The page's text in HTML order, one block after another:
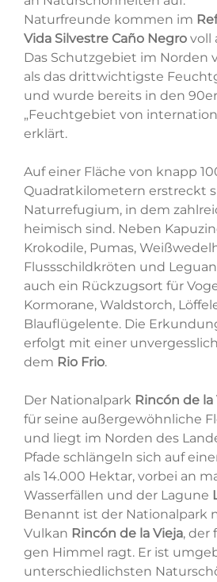
Naturfreunde kommen im
Vida Silvestre Caño Negrovoll
Das Schutzgebiet im Norden
als das drittwichtigste
und wurde bereits in den
„Feuchtgebiet von
erklärt.
Auf einer Fläche von knapp
Quadratkilometern erstreckt
Naturrefugium, in dem
heimisch sind. Neben
Krokodile, Pumas,
Flussschildkröten und
auch ein Rückzugsort für
Kormorane, Waldstorch,
Blauflügelente. Die
erfolgt mit einer
dem Rio Frio.
Der Nationalpark Rincón de la
für seine außergewöhnliche
und liegt im Norden des
Pfade schlängeln sich auf
als 14.000 Hektar, vorbei an
Wasserfällen und der Lagune
Benannt ist der Nationalpark
Vulkan Rincón de la Vieja, der
gen Himmel ragt. Er ist
unterschiedlichsten